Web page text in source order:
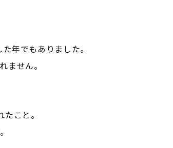
年でもありました。
ません。
こと。